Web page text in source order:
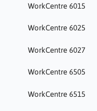
WorkCentre 6015
WorkCentre 6025
WorkCentre 6027
WorkCentre 6505
WorkCentre 6515